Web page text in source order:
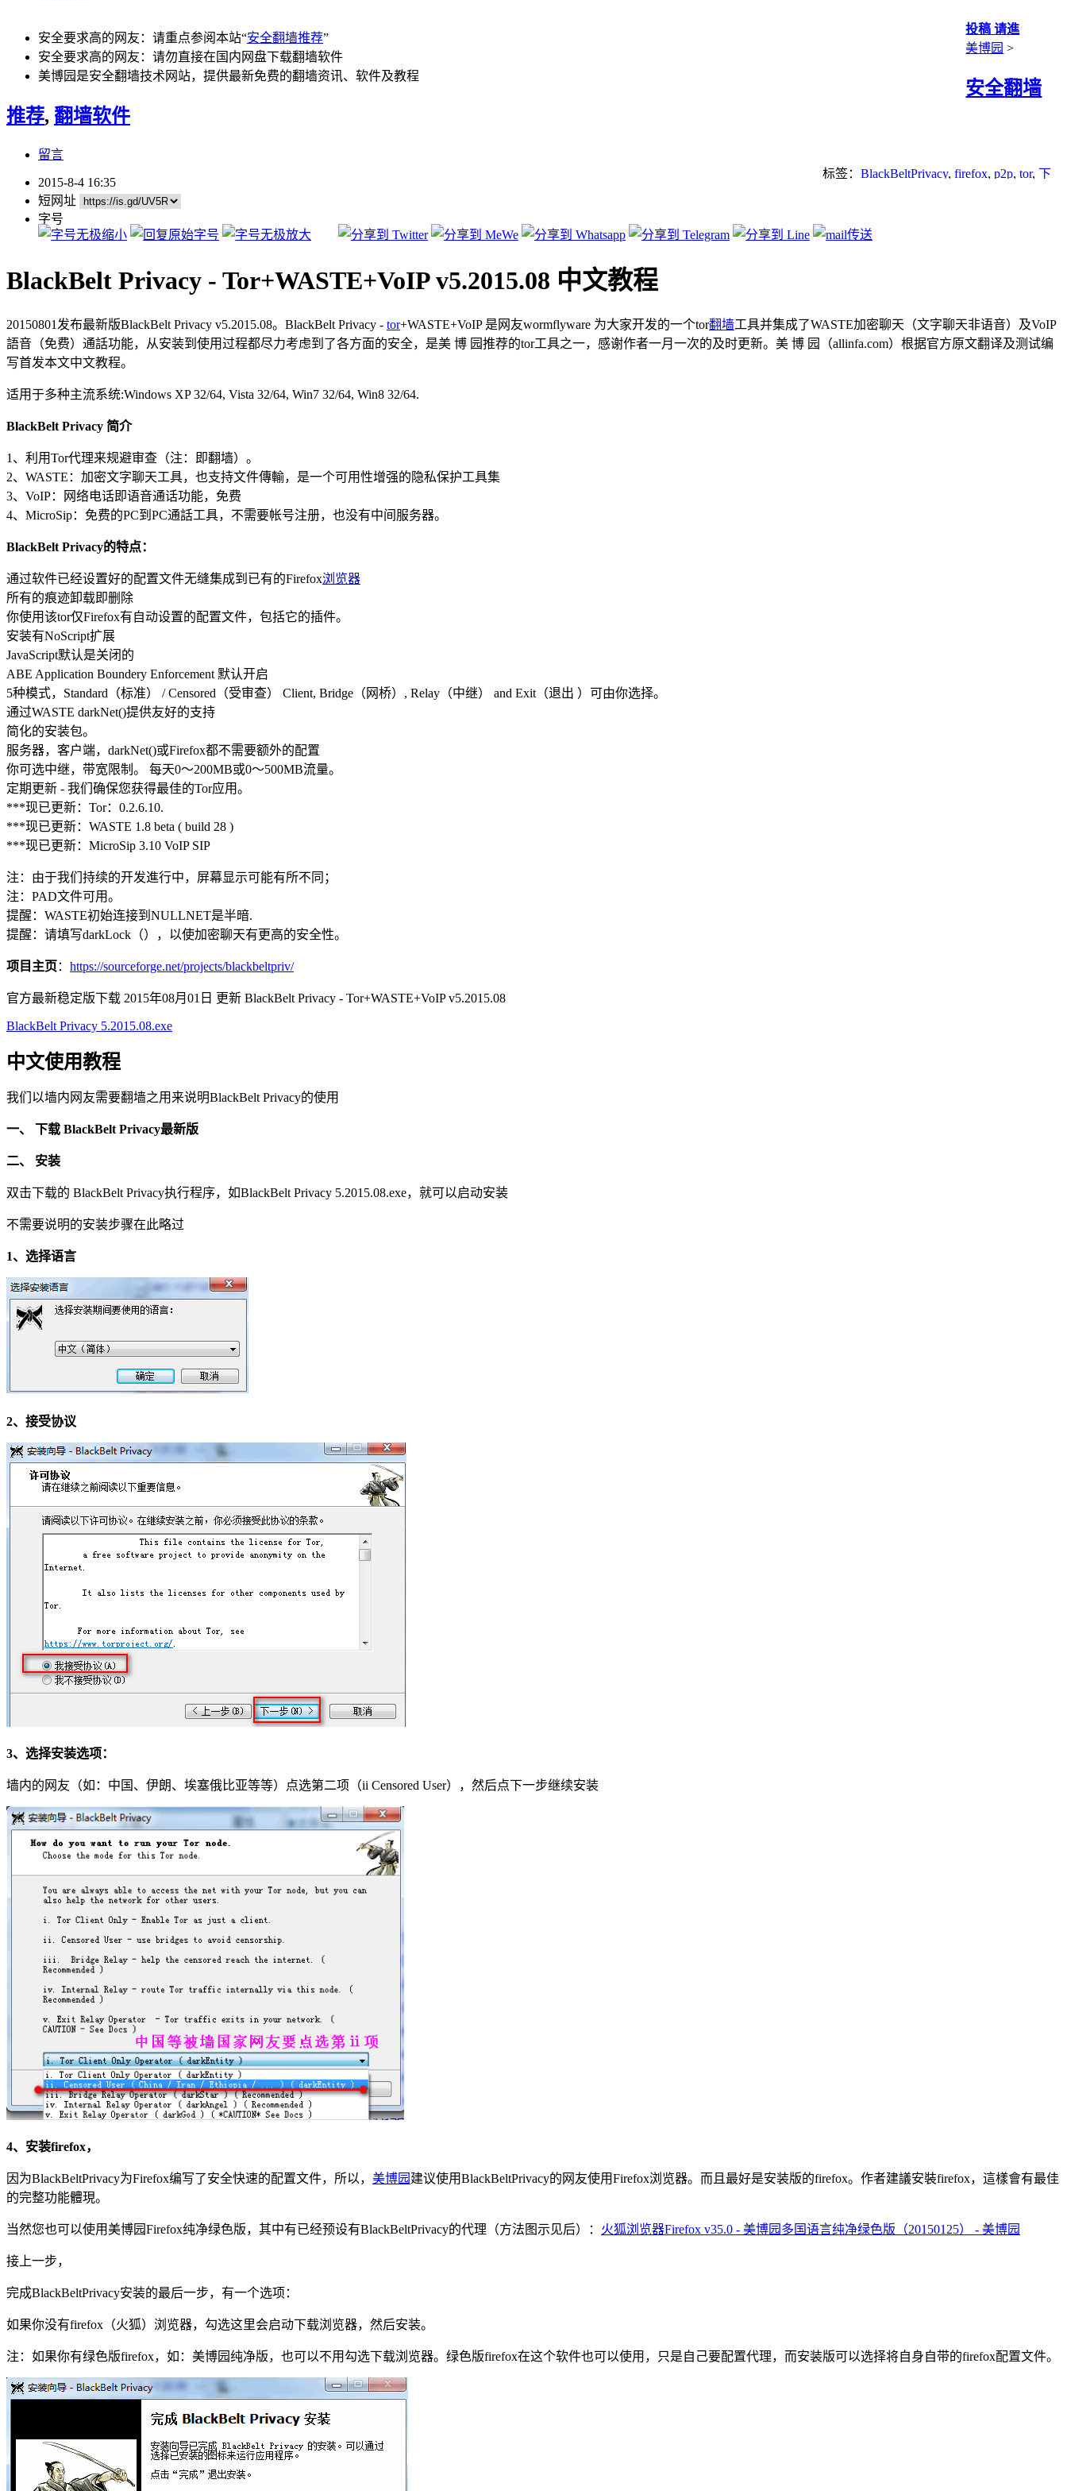
安全要求高的网友：请重点参阅本站“安全翻墙推荐”
安全要求高的网友：请勿直接在国内网盘下载翻墙软件
美博园是安全翻墙技术网站，提供最新免费的翻墙资讯、软件及教程
投稿 请進
美博园 >
安全翻墙
推荐, 翻墙软件
留言
标签： BlackBeltPrivacy, firefox, p2p, tor, 下
2015-8-4 16:35
短网址
字号
BlackBelt Privacy - Tor+WASTE+VoIP v5.2015.08 中文教程
20150801发布最新版BlackBelt Privacy v5.2015.08。BlackBelt Privacy - tor+WASTE+VoIP 是网友wormflyware 为大家开发的一个tor翻墙工具并集成了WASTE加密聊天（文字聊天非语音）及VoIP
語音（免费）通話功能，从安装到使用过程都尽力考虑到了各方面的安全，是美 博 园推荐的tor工具之一，感谢作者一月一次的及时更新。美 博 园（allinfa.com）根据官方原文翻译及测试编
写首发本文中文教程。
适用于多种主流系统:Windows XP 32/64, Vista 32/64, Win7 32/64, Win8 32/64.
BlackBelt Privacy 简介
1、利用Tor代理来规避审查（注：即翻墙）。
2、WASTE：加密文字聊天工具，也支持文件傳輸，是一个可用性增强的隐私保护工具集
3、VoIP：网络电话即语音通话功能，免费
4、MicroSip：免费的PC到PC通話工具，不需要帐号注册，也没有中间服务器。
BlackBelt Privacy的特点：
通过软件已经设置好的配置文件无缝集成到已有的Firefox浏览器
所有的痕迹卸载即删除
你使用该tor仅Firefox有自动设置的配置文件，包括它的插件。
安装有NoScript扩展
JavaScript默认是关闭的
ABE Application Boundery Enforcement 默认开启
5种模式，Standard（标准） / Censored（受审查） Client, Bridge（网桥）, Relay（中继） and Exit（退出 ）可由你选择。
通过WASTE darkNet()提供友好的支持
简化的安装包。
服务器，客户端，darkNet()或Firefox都不需要额外的配置
你可选中继，带宽限制。 每天0～200MB或0～500MB流量。
定期更新 - 我们确保您获得最佳的Tor应用。
***现已更新：Tor：0.2.6.10.
***现已更新：WASTE 1.8 beta ( build 28 )
***现已更新：MicroSip 3.10 VoIP SIP
注：由于我们持续的开发進行中，屏幕显示可能有所不同；
注：PAD文件可用。
提醒：WASTE初始连接到NULLNET是半暗.
提醒：请填写darkLock（），以使加密聊天有更高的安全性。
项目主页 ： https://sourceforge.net/projects/blackbeltpriv/
官方最新稳定版下载 2015年08月01日 更新 BlackBelt Privacy - Tor+WASTE+VoIP v5.2015.08
BlackBelt Privacy 5.2015.08.exe
中文使用教程
我们以墙内网友需要翻墙之用来说明BlackBelt Privacy的使用
一、 下载 BlackBelt Privacy最新版
二、 安装
双击下载的 BlackBelt Privacy执行程序，如BlackBelt Privacy 5.2015.08.exe，就可以启动安装
不需要说明的安装步骤在此略过
1、选择语言
2、接受协议
3、选择安装选项：
墙内的网友（如：中国、伊朗、埃塞俄比亚等等）点选第二项（ii Censored User），然后点下一步继续安装
4、安装firefox，
因为BlackBeltPrivacy为Firefox编写了安全快速的配置文件，所以， 美博园 建议使用BlackBeltPrivacy的网友使用Firefox浏览器。而且最好是安装版的firefox。作者建議安裝firefox，這樣會有最佳
的完整功能體現。
当然您也可以使用美博园Firefox纯净绿色版，其中有已经预设有BlackBeltPrivacy的代理（方法图示见后）： 火狐浏览器Firefox v35.0 - 美博园多国语言纯净绿色版（20150125） - 美博园
接上一步，
完成BlackBeltPrivacy安装的最后一步，有一个选项：
如果你没有firefox（火狐）浏览器，勾选这里会启动下载浏览器，然后安装。
注：如果你有绿色版firefox，如：美博园纯净版，也可以不用勾选下载浏览器。绿色版firefox在这个软件也可以使用，只是自己要配置代理，而安装版可以选择将自身自带的firefox配置文件。